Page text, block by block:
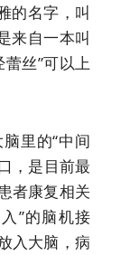
的名字，叫
来自一本叫
蕾丝”可以上
里的“中间
，是目前最
者康复相关
”的脑机接
入大脑，病